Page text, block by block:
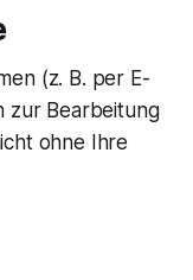
(z. B. per E-
zur Bearbeitung
ohne Ihre